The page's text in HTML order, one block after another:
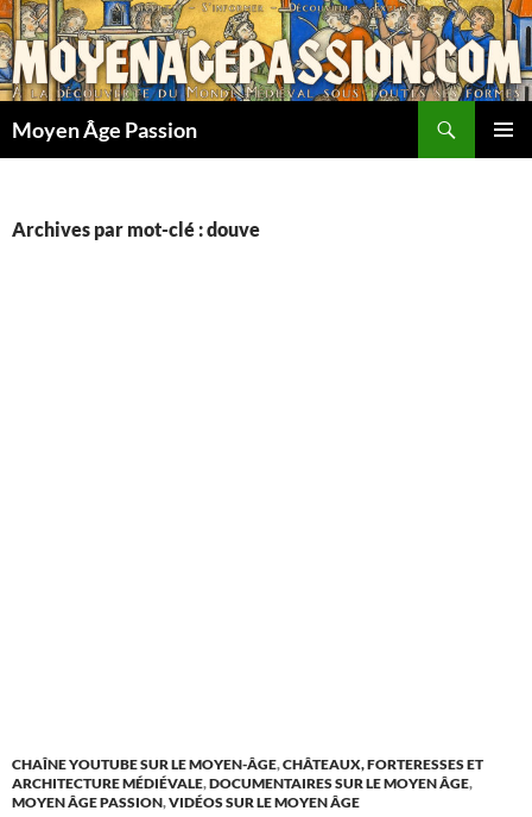
Aller
au
contenu
Moyen Âge Passion
Archives par mot-clé : douve
CHAÎNE YOUTUBE SUR LE MOYEN-ÂGE,CHÂTEAUX, FORTERESSES ET
ARCHITECTURE MÉDIÉVALE,DOCUMENTAIRES SUR LE MOYEN ÂGE,
MOYEN ÂGE PASSION,VIDÉOS SUR LE MOYEN ÂGE